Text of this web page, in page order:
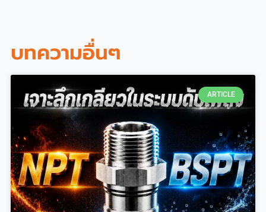
บทความอื่นๆ
ARTICLE